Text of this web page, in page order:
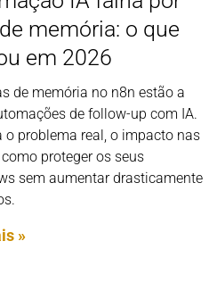
memória: o que
em 2026
de memória no n8n estão a
de follow-up com IA.
o problema real, o impacto nas
como proteger os seus
sem aumentar drasticamente
»